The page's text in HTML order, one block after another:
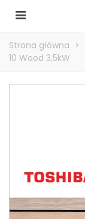
Strona główna >
10 Wood 3,5kW